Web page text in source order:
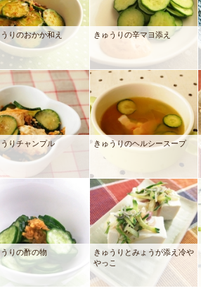
りのおかか和え きゅうりの辛マヨ添え
りチャンプル きゅうりのヘルシースープ
りの酢の物
きゅうりとみょうが添え冷や
やっこ